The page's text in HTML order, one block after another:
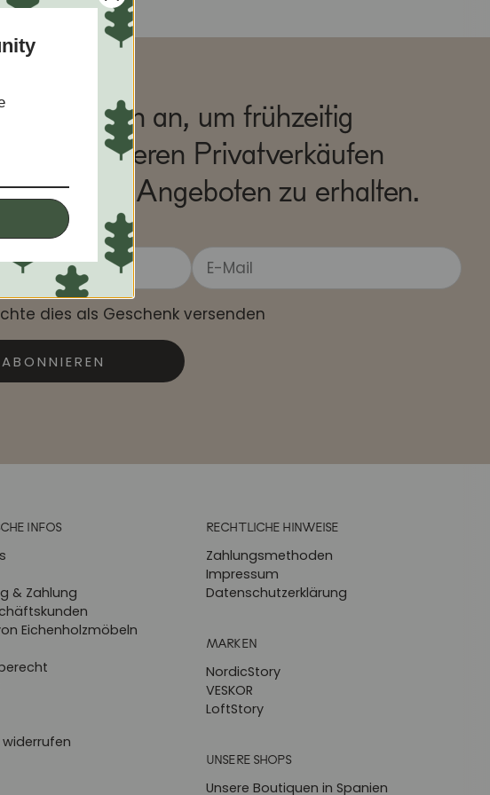
Sie sich an, um frühzeitig
zu unseren Privatverkäufen
Angeboten zu erhalten.
dies als Geschenk versenden
ABONNIEREN
INFOS
& Zahlung
Eichenholzmöbeln
RECHTLICHE HINWEISE
Zahlungsmethoden
Impressum
Datenschutzerklärung
MARKEN
NordicStory
VESKOR
LoftStory
UNSERE SHOPS
Unsere Boutiquen in Spanien